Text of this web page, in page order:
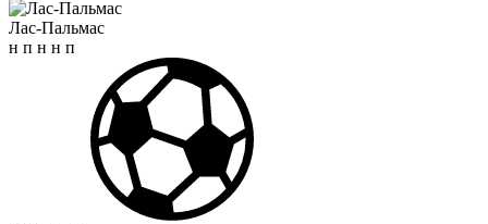
Лас-Пальмас
н п н н п